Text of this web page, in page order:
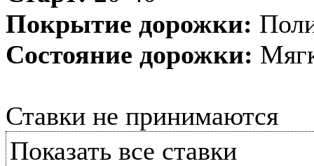
Покрытие дорожки:
Состояние дорожки:
Ставки не принимаются
Показать все ставки